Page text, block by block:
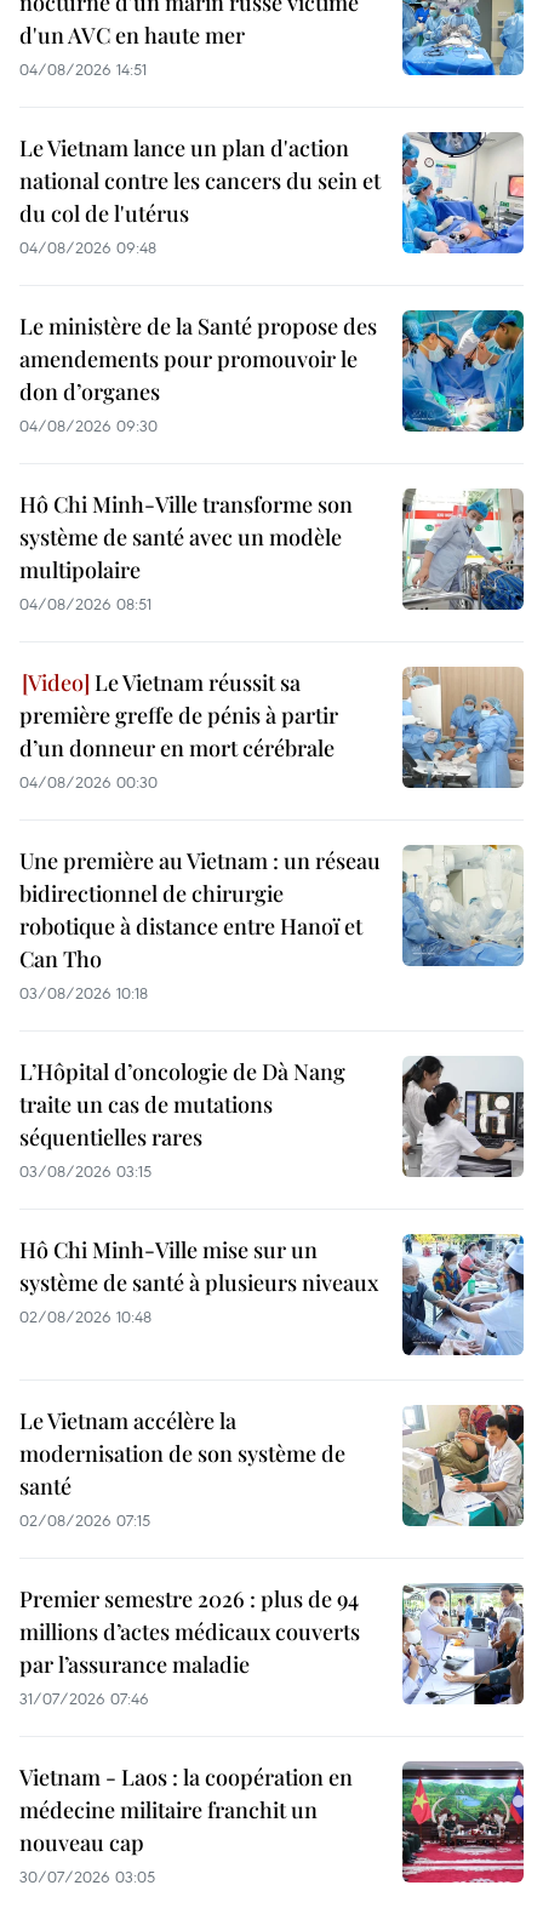
d'un AVC en haute mer
04/08/2026 14:51
Le Vietnam lance un plan d'action
national contre les cancers du sein et
du col de l'utérus
04/08/2026 09:48
Le ministère de la Santé propose des
amendements pour promouvoir le
don d’organes
04/08/2026 09:30
Hô Chi Minh-Ville transforme son
système de santé avec un modèle
multipolaire
04/08/2026 08:51
Le Vietnam réussit sa
première greffe de pénis à partir
d’un donneur en mort cérébrale
04/08/2026 00:30
Une première au Vietnam : un réseau
bidirectionnel de chirurgie
robotique à distance entre Hanoï et
Can Tho
03/08/2026 10:18
L’Hôpital d’oncologie de Dà Nang
traite un cas de mutations
séquentielles rares
03/08/2026 03:15
Hô Chi Minh-Ville mise sur un
système de santé à plusieurs niveaux
02/08/2026 10:48
Le Vietnam accélère la
modernisation de son système de
santé
02/08/2026 07:15
Premier semestre 2026 : plus de 94
millions d’actes médicaux couverts
par l’assurance maladie
31/07/2026 07:46
Vietnam - Laos : la coopération en
médecine militaire franchit un
nouveau cap
30/07/2026 03:05